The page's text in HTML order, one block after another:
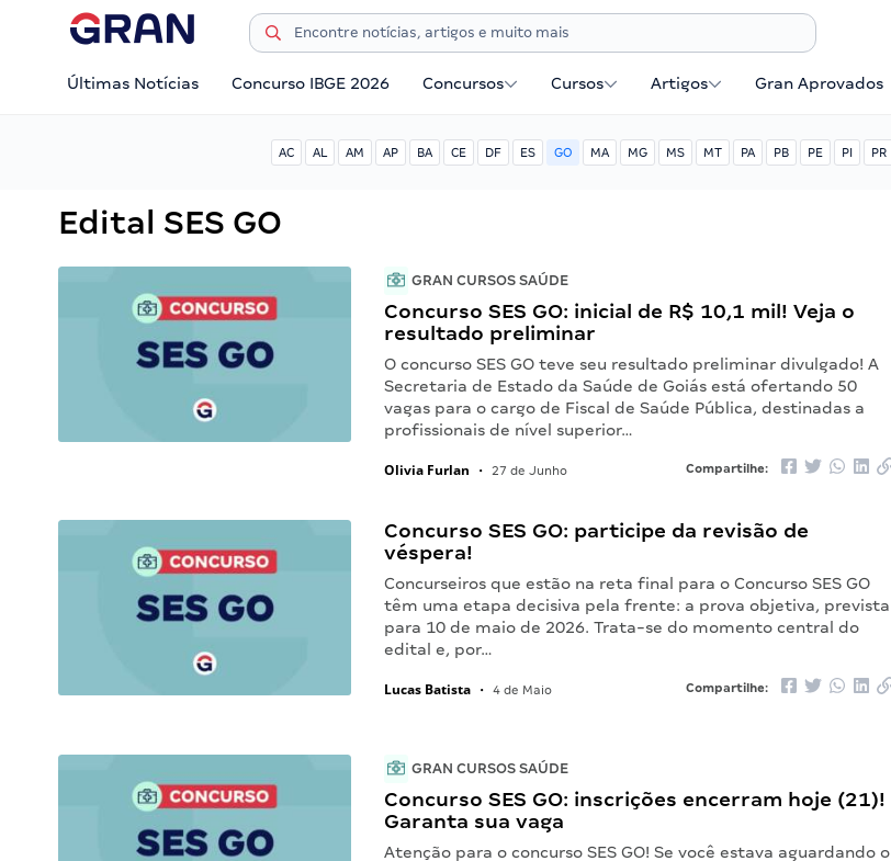
Últimas Notícias Concurso IBGE 2026 Concursos Cursos Artigos Gran Aprovados
AC AL AM AP BA CE DF ES GO MA MG MS MT PA PB PE PI PR
Edital SES GO
GRAN CURSOS SAÚDE
Concurso SES GO: inicial de R$ 10,1 mil! Veja o
resultado preliminar
O concurso SES GO teve seu resultado preliminar divulgado! A
Secretaria de Estado da Saúde de Goiás está ofertando 50
vagas para o cargo de Fiscal de Saúde Pública, destinadas a
profissionais de nível superior…
Olivia Furlan • 27 de Junho Compartilhe:
Concurso SES GO: participe da revisão de
véspera!
Concurseiros que estão na reta final para o Concurso SES GO
têm uma etapa decisiva pela frente: a prova objetiva, prevista
para 10 de maio de 2026. Trata-se do momento central do
edital e, por…
Lucas Batista • 4 de Maio Compartilhe:
GRAN CURSOS SAÚDE
Concurso SES GO: inscrições encerram hoje (21)!
Garanta sua vaga
Atenção para o concurso SES GO! Se você estava aguardando o